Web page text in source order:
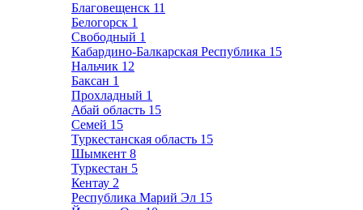
Благовещенск 11
Белогорск 1
Свободный 1
Кабардино-Балкарская Республика 15
Нальчик 12
Баксан 1
Прохладный 1
Абай область 15
Семей 15
Туркестанская область 15
Шымкент 8
Туркестан 5
Кентау 2
Республика Марий Эл 15